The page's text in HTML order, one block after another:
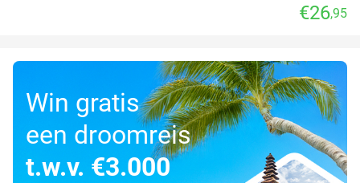
€26,95
Win gratis
een droomreis
t.w.v. €3.000